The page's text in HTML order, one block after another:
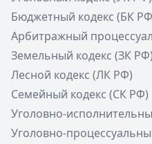
Бюджетный кодекс (БК
Арбитражный
Земельный кодекс (ЗК РФ)
Лесной кодекс (ЛК РФ)
Семейный кодекс (СК РФ)
Уголовно-
Уголовно-